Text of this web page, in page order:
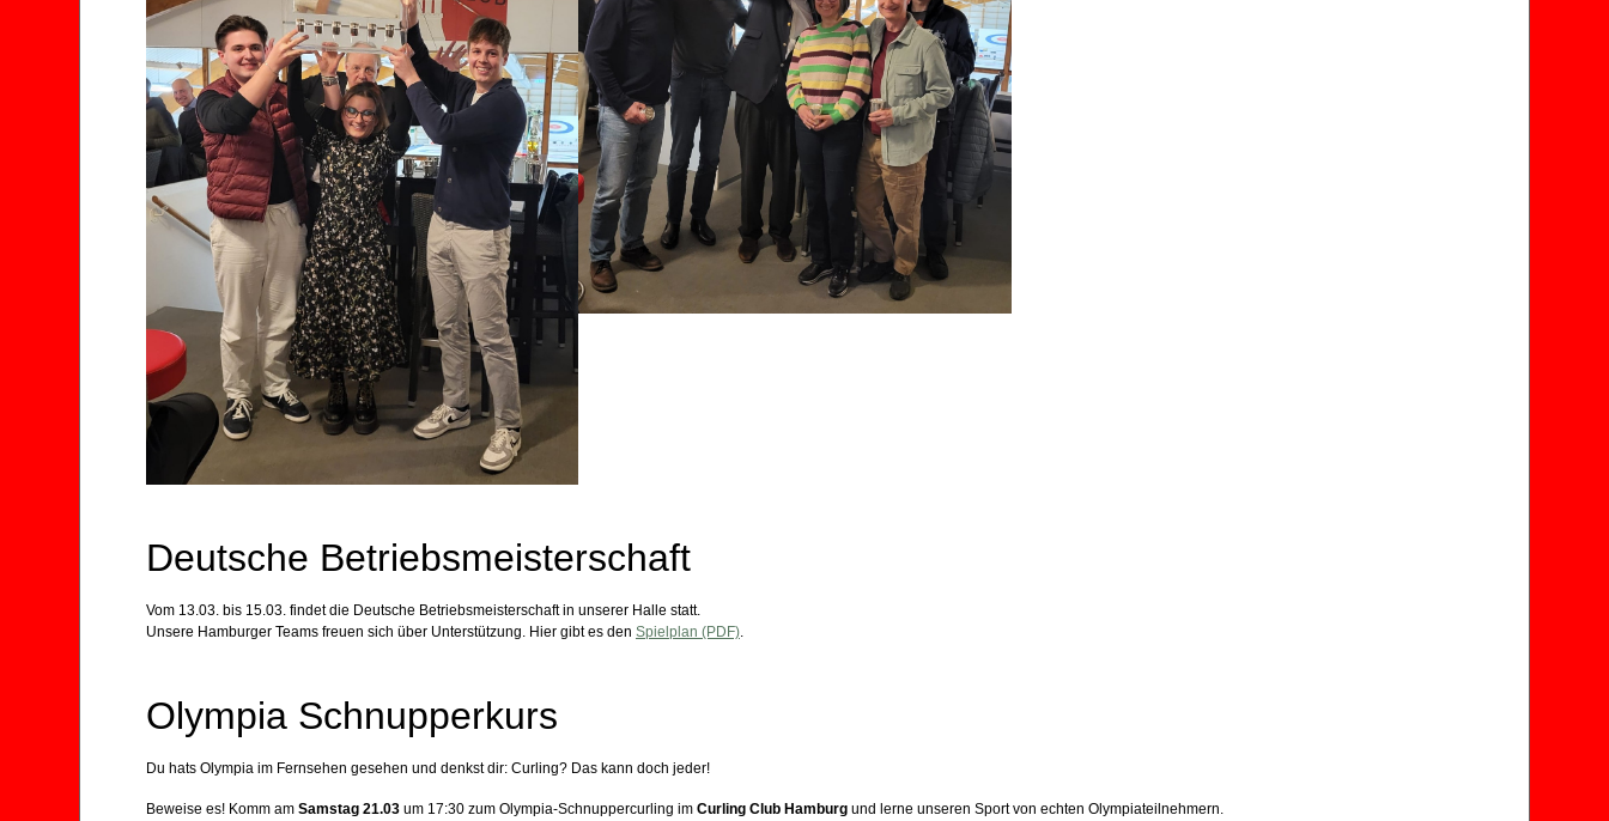
Deutsche Betriebsmeisterschaft
Vom 13.03. bis 15.03. findet die Deutsche Betriebsmeisterschaft in unserer Halle statt.
Unsere Hamburger Teams freuen sich über Unterstützung. Hier gibt es den Spielplan (PDF).
Olympia Schnupperkurs
Du hats Olympia im Fernsehen gesehen und denkst dir: Curling? Das kann doch jeder!
Beweise es! Komm am Samstag21.03 um 17:30 zum Olympia-Schnuppercurling im Curling Club Hamburg und lerne unseren Sport von echten Olympiateilnehmern.